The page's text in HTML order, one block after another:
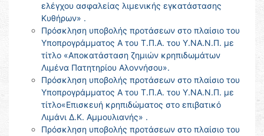
ελέγχου ασφαλείας λιμενικής εγκατάστασης
Κυθήρων» .
Πρόσκληση υποβολής προτάσεων στο πλαίσιο του
Υποπρογράμματος Α του Τ.Π.Α. του Υ.ΝΑ.Ν.Π. με
τίτλο «Αποκατάσταση ζημιών κρηπιδωμάτων
Λιμένα Πατητηρίου Αλοννήσου».
Πρόσκληση υποβολής προτάσεων στο πλαίσιο του
Υποπρογράμματος Α του Τ.Π.Α. του Υ.ΝΑ.Ν.Π. με
τίτλο«Επισκευή κρηπιδώματος στο επιβατικό
Λιμάνι Δ.Κ. Αμμουλιανής» .
Πρόσκληση υποβολής προτάσεων στο πλαίσιο του